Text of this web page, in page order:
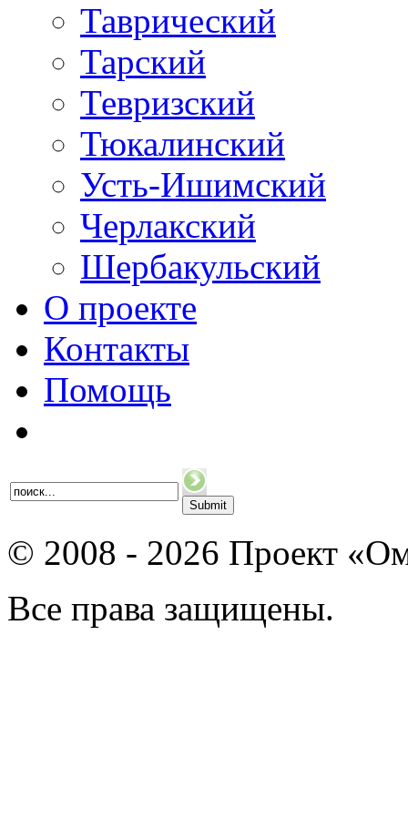
Таврический
Тарский
Тевризский
Тюкалинский
Усть-Ишимский
Черлакский
Шербакульский
О проекте
Контакты
Помощь
© 2008 - 2026 Проект
Все права защищены.